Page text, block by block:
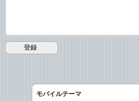
モバイルテーマ